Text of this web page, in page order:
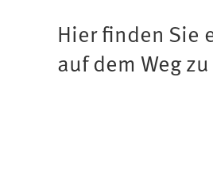
sich
hier:
Hier finden Sie
auf dem Weg